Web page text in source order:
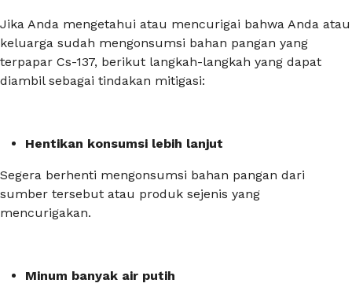
Jika Anda mengetahui atau mencurigai bahwa Anda atau
keluarga sudah mengonsumsi bahan pangan yang
terpapar Cs-137, berikut langkah-langkah yang dapat
diambil sebagai tindakan mitigasi:
Hentikan konsumsi lebih lanjut
Segera berhenti mengonsumsi bahan pangan dari
sumber tersebut atau produk sejenis yang
mencurigakan.
Minum banyak air putih